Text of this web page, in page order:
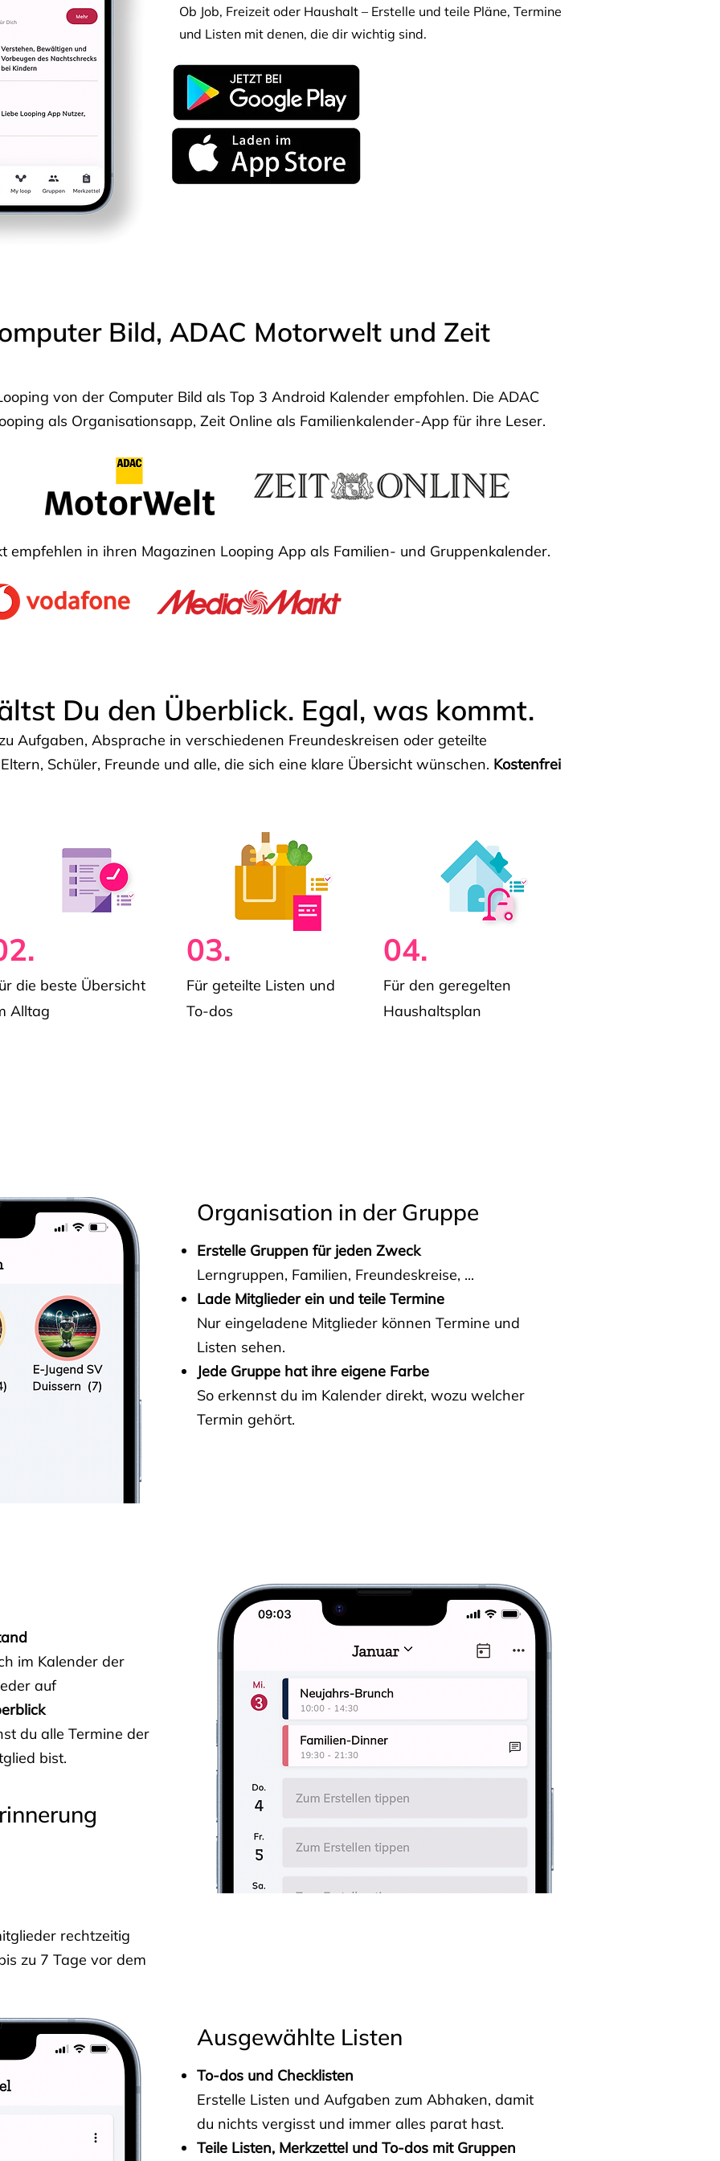
Ob Job, Freizeit oder Haushalt – Erstelle und teile Pläne, Termine
und Listen mit denen, die dir wichtig sind.
Bild, ADAC Motorwelt und Zeit
von der Computer Bild als Top 3 Android Kalender empfohlen. Die ADAC
als Organisationsapp, Zeit Online als Familienkalender-App für ihre Leser.
empfehlen in ihren Magazinen Looping App als Familien- und Gruppenkalender.
Du den Überblick. Egal, was kommt.
Aufgaben, Absprache in verschiedenen Freundeskreisen oder geteilte
Schüler, Freunde und alle, die sich eine klare Übersicht wünschen. Kostenfrei
die beste Übersicht
Alltag
03.
Für geteilte Listen und
To-dos
04.
Für den geregelten
Haushaltsplan
Organisation in der Gruppe
Erstelle Gruppen für jeden Zweck
Lerngruppen, Familien, Freundeskreise, ...
Lade Mitglieder ein und teile Termine
Nur eingeladene Mitglieder können Termine und
Listen sehen.
Jede Gruppe hat ihre eigene Farbe
So erkennst du im Kalender direkt, wozu welcher
Termin gehört.
im Kalender der
auf
du alle Termine der
bist.
rechtzeitig
zu 7 Tage vor dem
Ausgewählte Listen
To-dos und Checklisten
Erstelle Listen und Aufgaben zum Abhaken, damit
du nichts vergisst und immer alles parat hast.
Teile Listen, Merkzettel und To-dos mit Gruppen